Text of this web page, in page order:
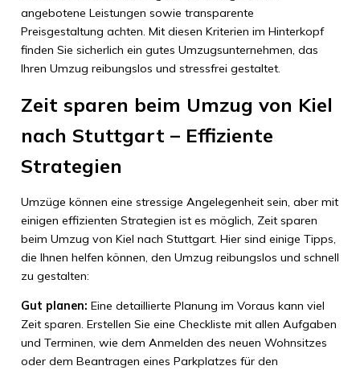
angebotene Leistungen sowie transparente
Preisgestaltung achten. Mit diesen Kriterien im Hinterkopf
finden Sie sicherlich ein gutes Umzugsunternehmen, das
Ihren Umzug reibungslos und stressfrei gestaltet.
Zeit sparen beim Umzug von Kiel
nach Stuttgart – Effiziente
Strategien
Umzüge können eine stressige Angelegenheit sein, aber mit
einigen effizienten Strategien ist es möglich, Zeit sparen
beim Umzug von Kiel nach Stuttgart. Hier sind einige Tipps,
die Ihnen helfen können, den Umzug reibungslos und schnell
zu gestalten:
Gut planen: Eine detaillierte Planung im Voraus kann viel
Zeit sparen. Erstellen Sie eine Checkliste mit allen Aufgaben
und Terminen, wie dem Anmelden des neuen Wohnsitzes
oder dem Beantragen eines Parkplatzes für den